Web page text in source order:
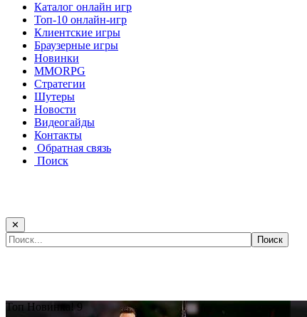
Каталог онлайн игр
Топ-10 онлайн-игр
Клиентские игры
Браузерные игры
Новинки
MMORPG
Стратегии
Шутеры
Новости
Видеогайды
Контакты
Обратная связь
Поиск
✕
Топ Новинка! 9